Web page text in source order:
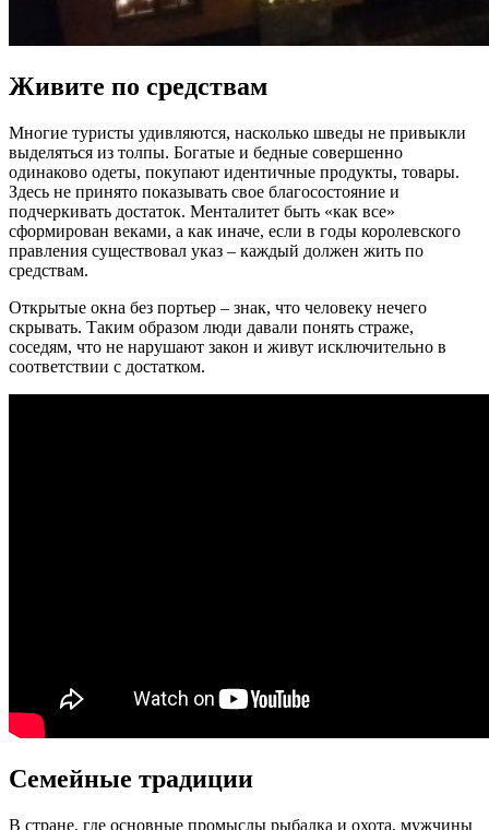
Живите по средствам
Многие туристы удивляются, насколько шведы не привыкли
выделяться из толпы. Богатые и бедные совершенно
одинаково одеты, покупают идентичные продукты, товары.
Здесь не принято показывать свое благосостояние и
подчеркивать достаток. Менталитет быть «как все»
сформирован веками, а как иначе, если в годы королевского
правления существовал указ – каждый должен жить по
средствам.
Открытые окна без портьер – знак, что человеку нечего
скрывать. Таким образом люди давали понять страже,
соседям, что не нарушают закон и живут исключительно в
соответствии с достатком.
Семейные традиции
В стране, где основные промыслы рыбалка и охота, мужчины